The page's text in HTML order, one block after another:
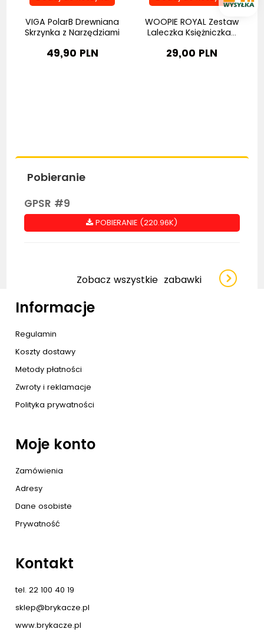
VIGA PolarB Drewniana
Skrzynka z Narzędziami
49,90 PLN
WOOPIE ROYAL Zestaw
Laleczka Księżniczka...
29,00 PLN
Pobieranie
GPSR #9
POBIERANIE (220.96K)
Zobacz wszystkie zabawki
Informacje
Regulamin
Koszty dostawy
Metody płatności
Zwroty i reklamacje
Polityka prywatności
Moje konto
Zamówienia
Adresy
Dane osobiste
Prywatność
Kontakt
tel. 22 100 40 19
sklep@brykacze.pl
www.brykacze.pl